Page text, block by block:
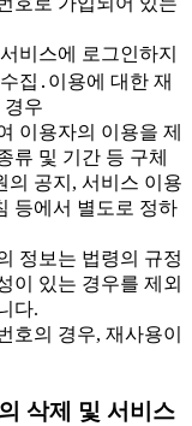
비스에 로그인하지
집․이용에 대한 재
경우
이용자의 이용을 제
류 및 기간 등 구체
의 공지, 서비스 이용
등에서 별도로 정하
정보는 법령의 규정
이 있는 경우를 제외
다.
의 경우, 재사용이
삭제 및 서비스